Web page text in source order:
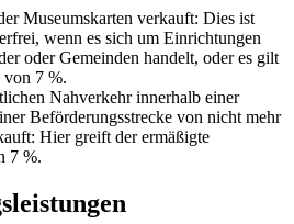
Museumskarten verkauft: Dies ist
wenn es sich um Einrichtungen
oder Gemeinden handelt, oder es gilt
von 7 %.
Nahverkehr innerhalb einer
Beförderungsstrecke von nicht mehr
Hier greift der ermäßigte
7 %.